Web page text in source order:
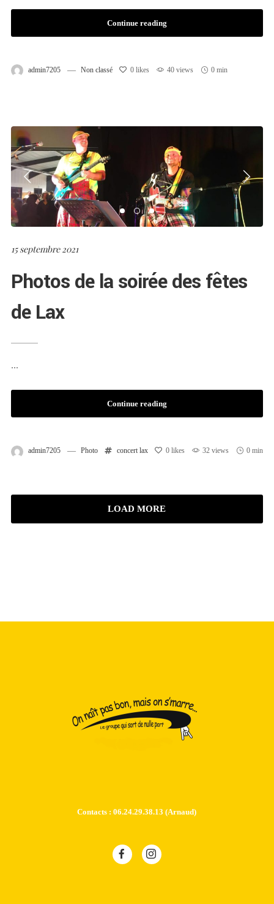
Continue reading
admin7205 Non classé 0 likes 40 views 0 min
15 septembre 2021
Photos de la soirée des fêtes
de Lax
...
Continue reading
admin7205 Photo concert lax 0 likes 32 views 0 min
LOAD MORE
Contacts : 06.24.29.38.13 (Arnaud)